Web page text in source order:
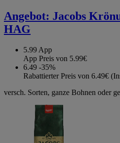
Angebot: Jacobs
HAG
5.99 App
App Preis von 5.99€
6.49 -35%
Rabattierter Preis von 6.49€
versch. Sorten, ganze Bohnen oder